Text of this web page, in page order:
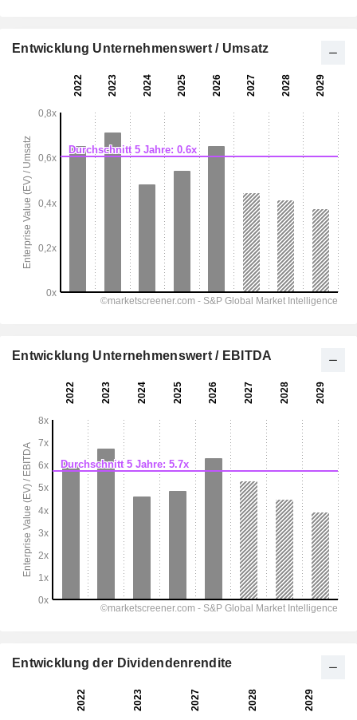
Entwicklung Unternehmenswert / Umsatz
Entwicklung Unternehmenswert / EBITDA
Entwicklung der Dividendenrendite